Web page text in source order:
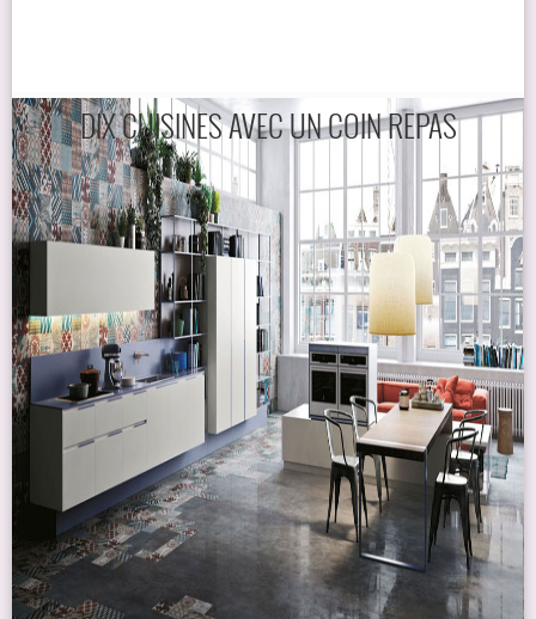
DIX CUISINES AVEC UN COIN REPAS